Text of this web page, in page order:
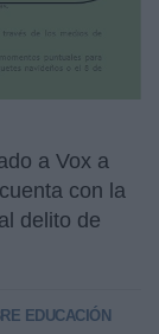
a Vox a
con la
delito de
EDUCACIÓN